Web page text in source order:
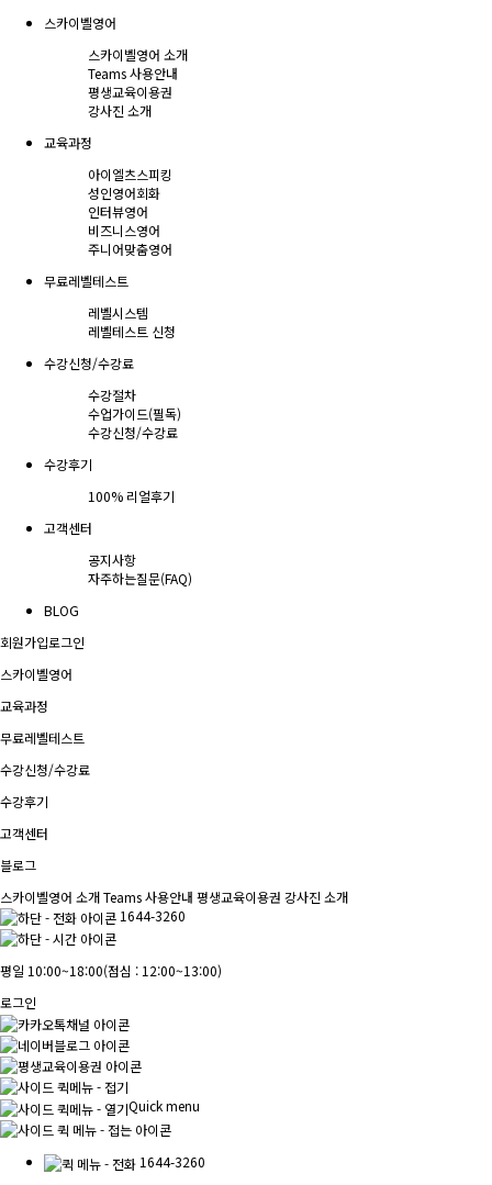
스카이벨영어
스카이벨영어 소개
Teams 사용안내
평생교육이용권
강사진 소개
교육과정
아이엘츠스피킹
성인영어회화
인터뷰영어
비즈니스영어
주니어맞춤영어
무료레벨테스트
레벨시스템
레벨테스트 신청
수강신청/수강료
수강절차
수업가이드(필독)
수강신청/수강료
수강후기
100% 리얼후기
고객센터
공지사항
자주하는질문(FAQ)
BLOG
회원가입로그인
스카이벨영어
교육과정
무료레벨테스트
수강신청/수강료
수강후기
고객센터
블로그
스카이벨영어 소개Teams 사용안내 평생교육이용권 강사진 소개
1644-3260
평일 10:00~18:00(점심 : 12:00~13:00)
로그인
Quick menu
1644-3260